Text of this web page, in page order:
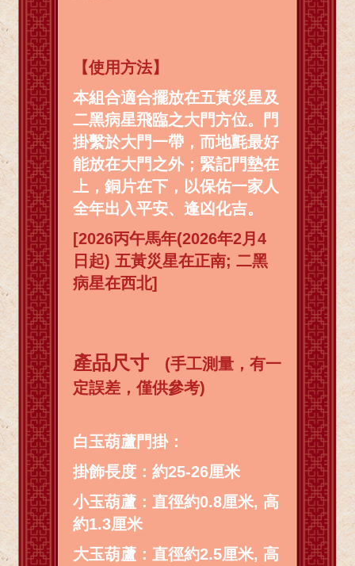
【使用方法】
本組合適合擺放在五黃災星及
二黑病星飛臨之大門方位。門
掛繫於大門一帶，而地氈最好
能放在大門之外；緊記門墊在
上，銅片在下，以保佑一家人
全年出入平安、逢凶化吉。
[2026丙午馬年(2026年2月4
日起) 五黃災星在正南; 二黑
病星在西北]
產品尺寸 (手工測量，有一
定誤差，僅供參考)
白玉葫蘆門掛：
掛飾長度：約25-26厘米
小玉葫蘆：直徑約0.8厘米, 高
約1.3厘米
大玉葫蘆：直徑約2.5厘米, 高